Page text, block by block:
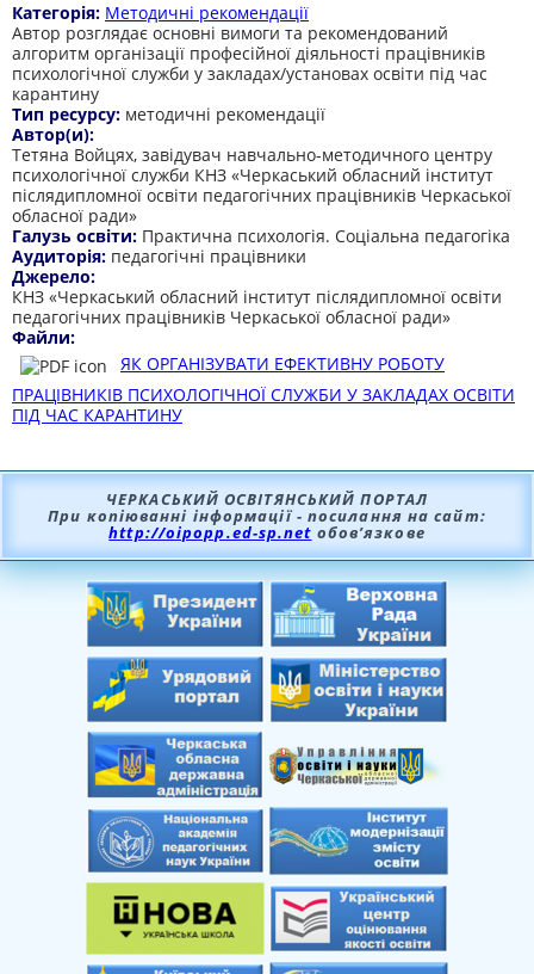
Категорія: Методичні рекомендації
Автор розглядає основні вимоги та рекомендований
алгоритм організації професійної діяльності працівників
психологічної служби у закладах/установах освіти під час
карантину
Тип ресурсу: методичні рекомендації
Автор(и):
Тетяна Войцях, завідувач навчально-методичного центру
психологічної служби КНЗ «Черкаський обласний інститут
післядипломної освіти педагогічних працівників Черкаської
обласної ради»
Галузь освіти: Практична психологія. Соціальна педагогіка
Аудиторія: педагогічні працівники
Джерело:
КНЗ «Черкаський обласний інститут післядипломної освіти
педагогічних працівників Черкаської обласної ради»
Файли:
ЯК ОРГАНІЗУВАТИ ЕФЕКТИВНУ РОБОТУ
ПРАЦІВНИКІВ ПСИХОЛОГІЧНОЇ СЛУЖБИ У ЗАКЛАДАХ ОСВІТИ
ПІД ЧАС КАРАНТИНУ
ЧЕРКАСЬКИЙ ОСВІТЯНСЬКИЙ ПОРТАЛ
При копіюванні інформації - посилання на сайт:
http://oipopp.ed-sp.net обов’язкове